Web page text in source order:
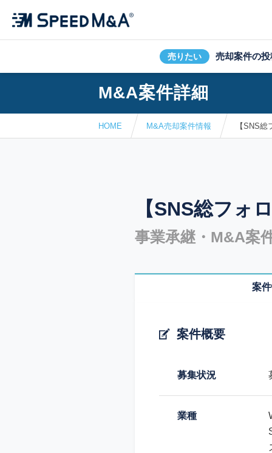
売りたい 売却案件の投
M&A案件詳細
HOME M&A売却案件情報 【SNS
【SNS総フォ
事業承継・M&A案
案
案件概要
募集状況
業種